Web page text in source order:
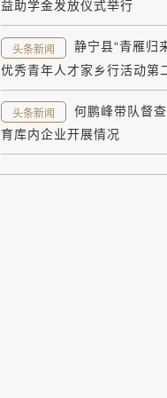
益助学金发放仪式举行
头条新闻
静宁县“青雁归
优秀青年人才家乡行活动第
头条新闻
何鹏峰带队督
育库内企业开展情况